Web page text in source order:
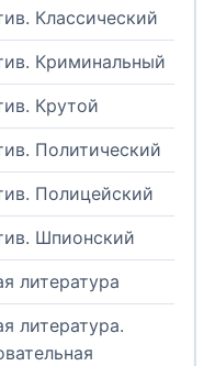
Классический
Криминальный
Крутой
Политический
Полицейский
Шпионский
литература
литература.